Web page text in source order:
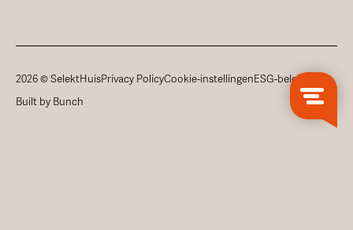
2026 © SelektHuisPrivacy PolicyCookie-instellingenESG-beleid
Built by Bunch